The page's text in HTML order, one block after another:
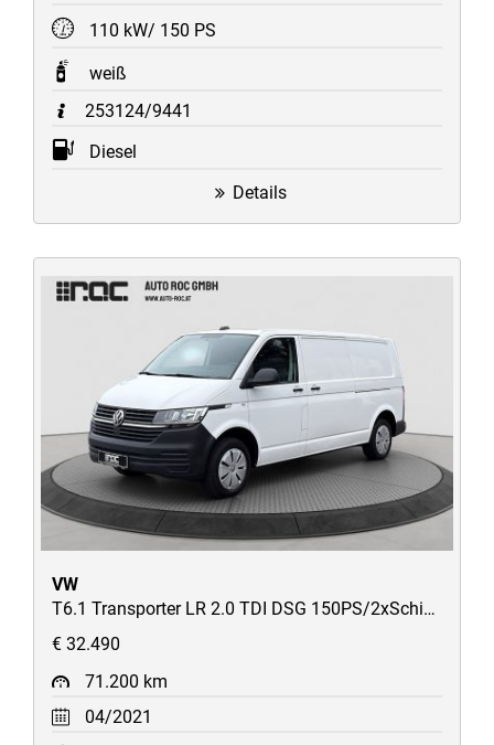
110 kW/ 150 PS
weiß
253124/9441
Diesel
Details
VW
T6.1 Transporter LR 2.0 TDI DSG 150PS/2xSchiebetüren/Heckklappe/ACC/Navi/Kamera/AHK/uvm
€ 32.490
71.200 km
04/2021